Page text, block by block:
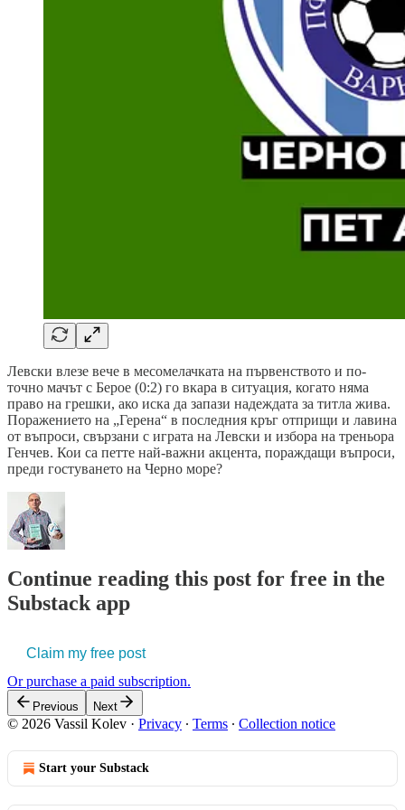
Левски влезе вече в месомелачката на първенството и по-
точно мачът с Берое (0:2) го вкара в ситуация, когато няма
право на грешки, ако иска да запази надеждата за титла жива.
Поражението на „Герена“ в последния кръг отприщи и лавина
от въпроси, свързани с играта на Левски и избора на треньора
Генчев. Кои са петте най-важни акцента, пораждащи въпроси,
преди гостуването на Черно море?
Continue reading this post for free in the
Substack app
Claim my free post
Or purchase a paid subscription.
Previous Next
© 2026 Vassil Kolev · Privacy ∙ Terms ∙ Collection notice
Start your Substack